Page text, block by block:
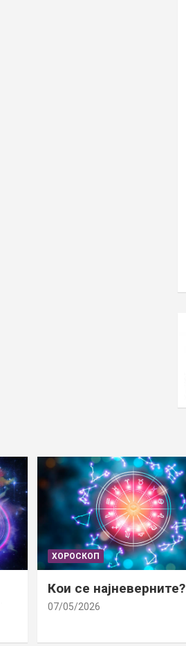
ХОРОСКОП
Кои се најневерните?
07/05/2026